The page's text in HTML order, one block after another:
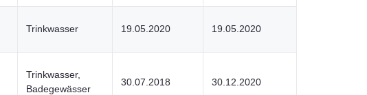
Trinkwasser 19.05.2020 19.05.2020
Trinkwasser,
Badegewässer
30.07.2018 30.12.2020